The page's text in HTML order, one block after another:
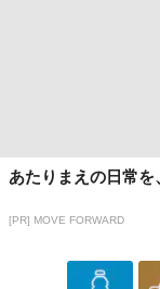
【賞味・消費期限の
商品到着時点でのお
のでご了承ください。
【キャンセルについ
あたりまえの日常を
[PR] MOVE FORWARD